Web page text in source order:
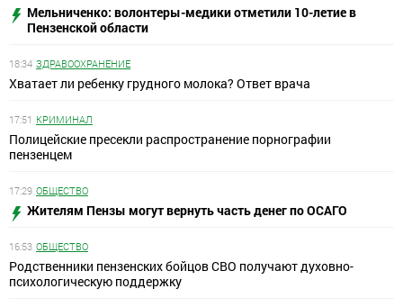
Мельниченко: волонтеры-медики отметили 10-летие в
Пензенской области
18:34 ЗДРАВООХРАНЕНИЕ
Хватает ли ребенку грудного молока? Ответ врача
17:51 КРИМИНАЛ
Полицейские пресекли распространение порнографии
пензенцем
17:29 ОБЩЕСТВО
Жителям Пензы могут вернуть часть денег по ОСАГО
16:53 ОБЩЕСТВО
Родственники пензенских бойцов СВО получают духовно-
психологическую поддержку